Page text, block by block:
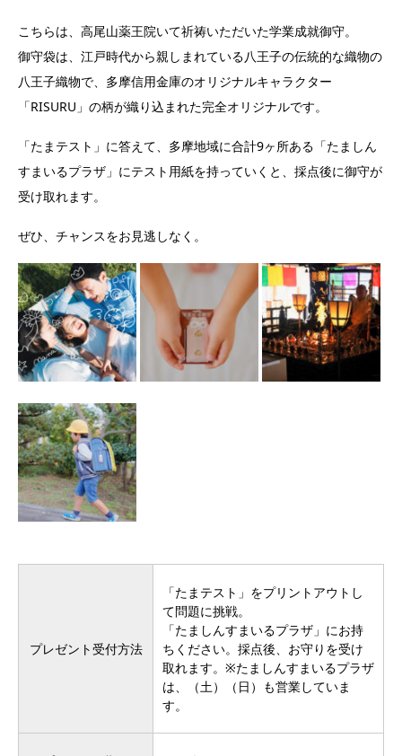
こちらは、高尾山薬王院いて祈祷いただいた学業成就御守。
御守袋は、江戸時代から親しまれている八王子の伝統的な織物の
八王子織物で、多摩信用金庫のオリジナルキャラクター
「RISURU」の柄が織り込まれた完全オリジナルです。
「たまテスト」に答えて、多摩地域に合計9ヶ所ある「たましん
すまいるプラザ」にテスト用紙を持っていくと、採点後に御守が
受け取れます。
ぜひ、チャンスをお見逃しなく。
プレゼント受付方法
「たまテスト」 をプリントアウトし
て問題に挑戦。
「たましんすまいるプラザ」 にお持
ちください。採点後、お守りを受け
取れます。※たましんすまいるプラザ
は、（土）（日）も営業していま
す。